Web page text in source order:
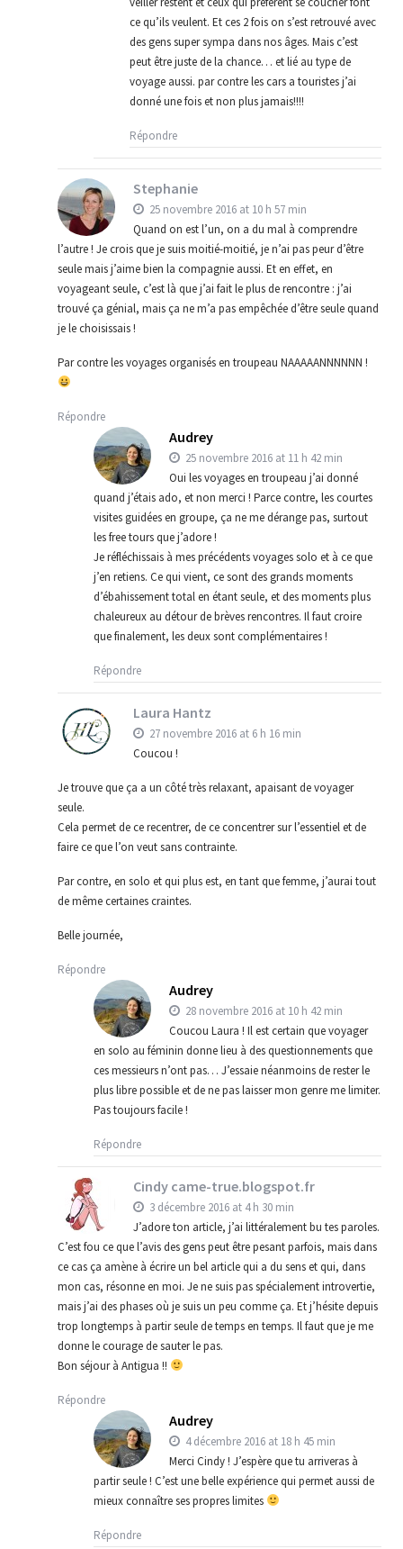
ce qu’ils veulent. Et ces 2 fois on s’est retrouvé avec
des gens super sympa dans nos âges. Mais c’est
peut être juste de la chance… et lié au type de
voyage aussi. par contre les cars a touristes j’ai
donné une fois et non plus jamais!!!!
Répondre
Stephanie
25 novembre 2016 at 10 h 57 min
Quand on est l’un, on a du mal à comprendre
l’autre ! Je crois que je suis moitié-moitié, je n’ai pas peur d’être
seule mais j’aime bien la compagnie aussi. Et en effet, en
voyageant seule, c’est là que j’ai fait le plus de rencontre : j’ai
trouvé ça génial, mais ça ne m’a pas empêchée d’être seule quand
je le choisissais !
Par contre les voyages organisés en troupeau NAAAAANNNNNN !
Répondre
Audrey
25 novembre 2016 at 11 h 42 min
Oui les voyages en troupeau j’ai donné
quand j’étais ado, et non merci ! Parce contre, les courtes
visites guidées en groupe, ça ne me dérange pas, surtout
les free tours que j’adore !
Je réfléchissais à mes précédents voyages solo et à ce que
j’en retiens. Ce qui vient, ce sont des grands moments
d’ébahissement total en étant seule, et des moments plus
chaleureux au détour de brèves rencontres. Il faut croire
que finalement, les deux sont complémentaires !
Répondre
Laura Hantz
27 novembre 2016 at 6 h 16 min
Coucou !
Je trouve que ça a un côté très relaxant, apaisant de voyager
seule.
Cela permet de ce recentrer, de ce concentrer sur l’essentiel et de
faire ce que l’on veut sans contrainte.
Par contre, en solo et qui plus est, en tant que femme, j’aurai tout
de même certaines craintes.
Belle journée,
Répondre
Audrey
28 novembre 2016 at 10 h 42 min
Coucou Laura ! Il est certain que voyager
en solo au féminin donne lieu à des questionnements que
ces messieurs n’ont pas… J’essaie néanmoins de rester le
plus libre possible et de ne pas laisser mon genre me limiter.
Pas toujours facile !
Répondre
Cindy came-true.blogspot.fr
3 décembre 2016 at 4 h 30 min
J’adore ton article, j’ai littéralement bu tes paroles.
C’est fou ce que l’avis des gens peut être pesant parfois, mais dans
ce cas ça amène à écrire un bel article qui a du sens et qui, dans
mon cas, résonne en moi. Je ne suis pas spécialement introvertie,
mais j’ai des phases où je suis un peu comme ça. Et j’hésite depuis
trop longtemps à partir seule de temps en temps. Il faut que je me
donne le courage de sauter le pas.
Bon séjour à Antigua !!
Répondre
Audrey
4 décembre 2016 at 18 h 45 min
Merci Cindy ! J’espère que tu arriveras à
partir seule ! C’est une belle expérience qui permet aussi de
mieux connaître ses propres limites
Répondre